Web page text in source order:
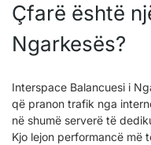
Çfarë është
Ngarkesës?
Interspace Balancuesi i
që pranon trafik nga
në shumë serverë të
Kjo lejon performancë më